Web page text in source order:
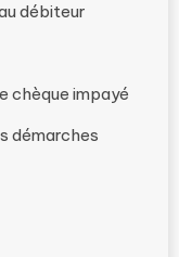
débiteur
chèque impayé
démarches